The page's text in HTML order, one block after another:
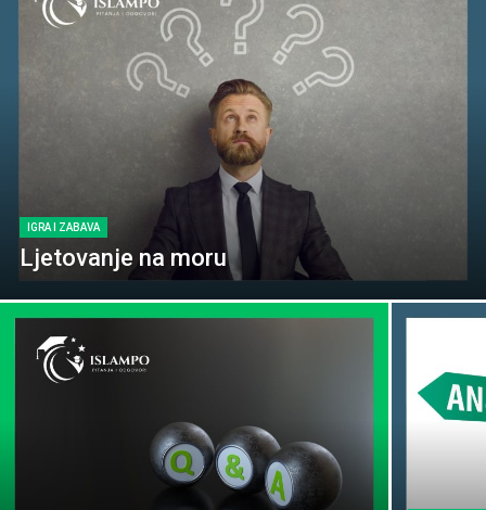
IGRA I ZABAVA
Ljetovanje na moru